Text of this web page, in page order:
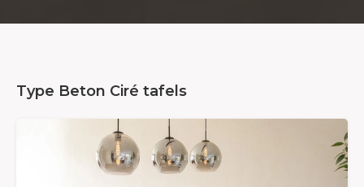
Type Beton Ciré tafels